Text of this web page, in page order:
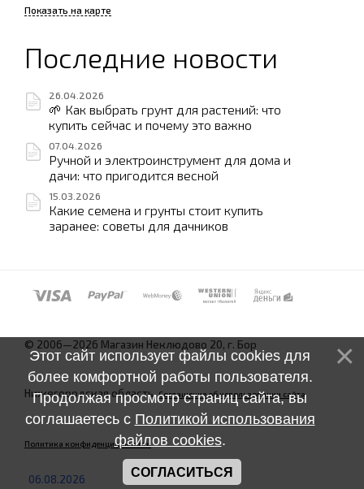
Показать на карте
Последние новости
26.04.2026
🌱 Как выбрать грунт для растений: что
купить сейчас и почему это важно
07.04.2026
Ручной и электроинструмент для дома и
дачи: что пригодится весной
15.03.2026
Какие семена и грунты стоит купить
заранее: советы для дачников
© 2006—2026 Магазин Неклюдово 20, г. Бор
Нижегородская область.Соглашение об использовании сайта
Политика конфиденциальности
06.08.2026
Этот сайт использует файлы cookies для
более комфортной работы пользователя.
Продолжая просмотр страниц сайта, вы
соглашаетесь с Политикой использования
файлов cookies.
СОГЛАСИТЬСЯ